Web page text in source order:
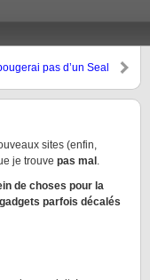
pas d’un Seal
sites (enfin,
je trouve pas mal .
de choses pour la
gadgets parfois décalés